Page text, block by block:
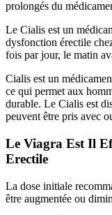
prolongés du
Le Cialis est un
dysfonction érectile
fois par jour, le matin
Cialis est un
ce qui permet aux
durable. Le Cialis est
peuvent être pris avec
Le Viagra Est Il
Erectile
La dose initiale
être augmentée ou